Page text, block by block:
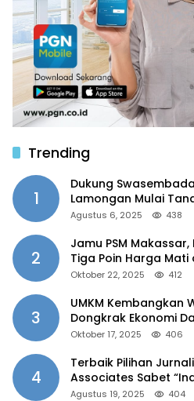
Trending
1
Dukung
Lamongan Mulai
Agustus 6, 2025 438
2
Jamu PSM
Tiga Poin Harga Mati
Oktober 22, 2025 412
3
UMKM Kembangkan
Dongkrak Ekonomi
Oktober 17, 2025 406
4
Terbaik Pilihan
Associates Sabet
2025”
Agustus 19, 2025 404